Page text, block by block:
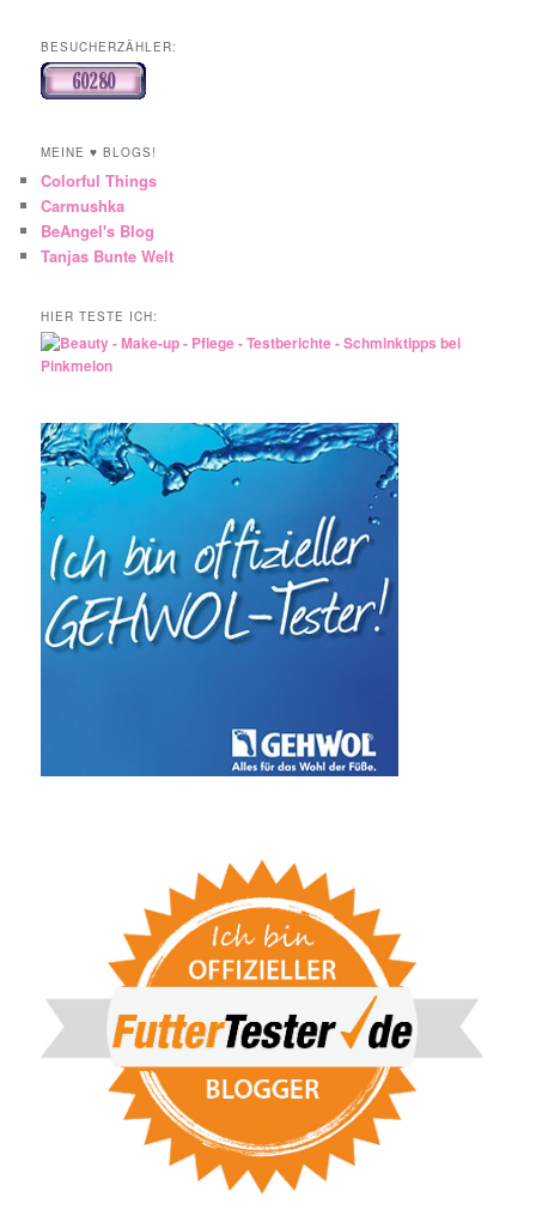
BESUCHERZÄHLER:
MEINE ♥ BLOGS!
Colorful Things
Carmushka
BeAngel's Blog
Tanjas Bunte Welt
HIER TESTE ICH: